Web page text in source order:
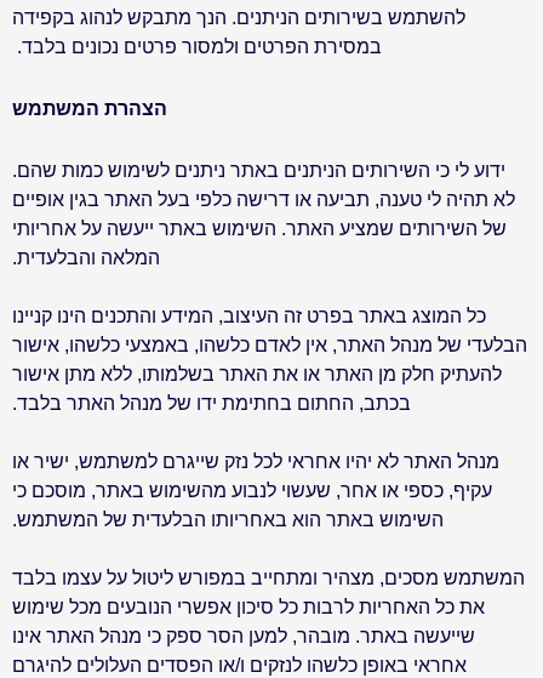
להשתמש בשירותים הניתנים. הנך מתבקש לנהוג בקפידה
במסירת הפרטים ולמסור פרטים נכונים בלבד.
הצהרת המשתמש
ידוע לי כי השירותים הניתנים באתר ניתנים לשימוש כמות שהם.
לא תהיה לי טענה, תביעה או דרישה כלפי בעל האתר בגין אופיים
של השירותים שמציע האתר. השימוש באתר ייעשה על אחריותי
המלאה והבלעדית.
כל המוצג באתר בפרט זה העיצוב, המידע והתכנים הינו קניינו
הבלעדי של מנהל האתר, אין לאדם כלשהו, באמצעי כלשהו, אישור
להעתיק חלק מן האתר או את האתר בשלמותו, ללא מתן אישור
בכתב, החתום בחתימת ידו של מנהל האתר בלבד.
מנהל האתר לא יהיו אחראי לכל נזק שייגרם למשתמש, ישיר או
עקיף, כספי או אחר, שעשוי לנבוע מהשימוש באתר, מוסכם כי
השימוש באתר הוא באחריותו הבלעדית של המשתמש.
המשתמש מסכים, מצהיר ומתחייב במפורש ליטול על עצמו בלבד
את כל האחריות לרבות כל סיכון אפשרי הנובעים מכל שימוש
שייעשה באתר. מובהר, למען הסר ספק כי מנהל האתר אינו
אחראי באופן כלשהו לנזקים ו/או הפסדים העלולים להיגרם